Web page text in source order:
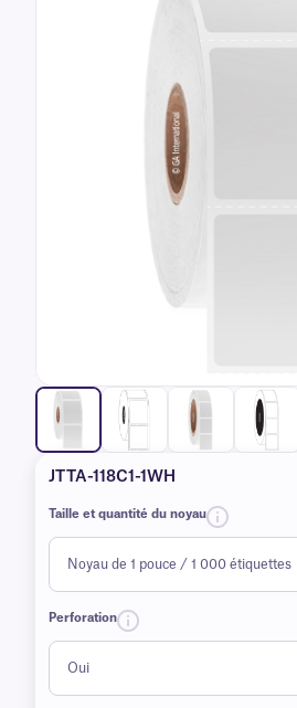
JTTA-118C1-1WH
Taille et quantité du noyau
Perforation